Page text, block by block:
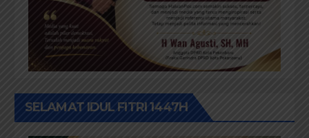
SELAMAT IDUL FITRI 1447H